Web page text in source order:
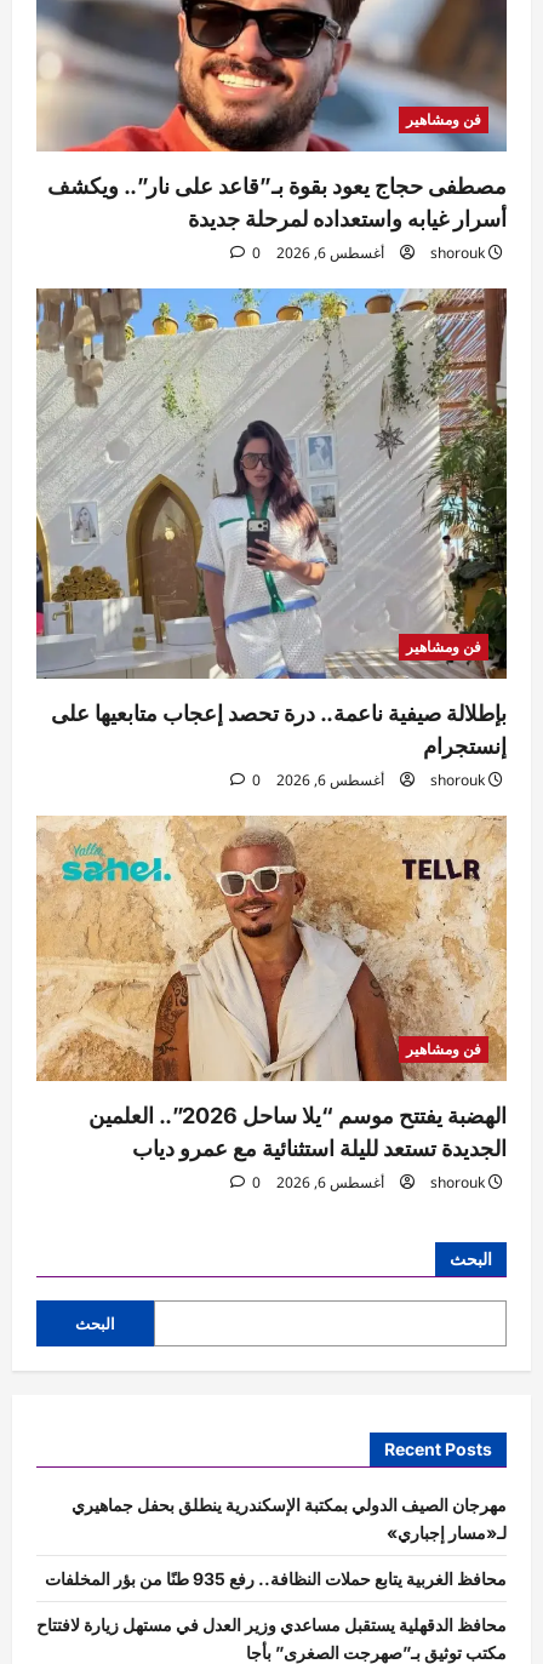
فن ومشاهير
مصطفى حجاج يعود بقوة بـ”قاعد على نار”.. ويكشف
أسرار غيابه واستعداده لمرحلة جديدة
shorouk أغسطس 6, 2026 0
فن ومشاهير
بإطلالة صيفية ناعمة.. درة تحصد إعجاب متابعيها على
إنستجرام
shorouk أغسطس 6, 2026 0
فن ومشاهير
الهضبة يفتتح موسم “يلا ساحل 2026”.. العلمين
الجديدة تستعد لليلة استثنائية مع عمرو دياب
shorouk أغسطس 6, 2026 0
البحث
البحث
Recent Posts
مهرجان الصيف الدولي بمكتبة الإسكندرية ينطلق بحفل جماهيري
لـ«مسار إجباري»
محافظ الغربية يتابع حملات النظافة.. رفع 935 طنًا من بؤر المخلفات
محافظ الدقهلية يستقبل مساعدي وزير العدل في مستهل زيارة لافتتاح
مكتب توثيق بـ”صهرجت الصغرى” بأجا